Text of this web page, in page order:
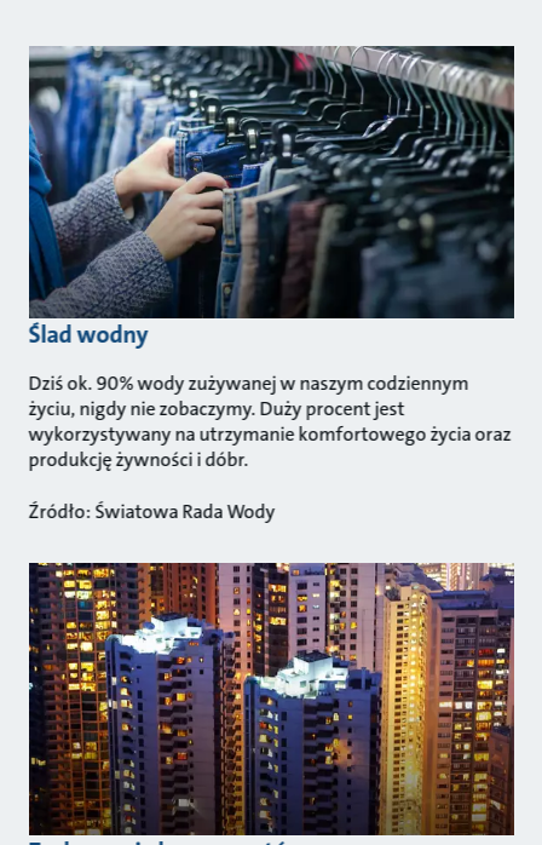
Ślad wodny
Dziś ok. 90% wody zużywanej w naszym codziennym
życiu, nigdy nie zobaczymy. Duży procent jest
wykorzystywany na utrzymanie komfortowego życia oraz
produkcję żywności i dóbr.
Źródło: Światowa Rada Wody